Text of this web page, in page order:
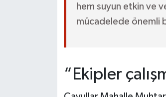
hem suyun etkin ve
mücadelede önemli
“Ekipler